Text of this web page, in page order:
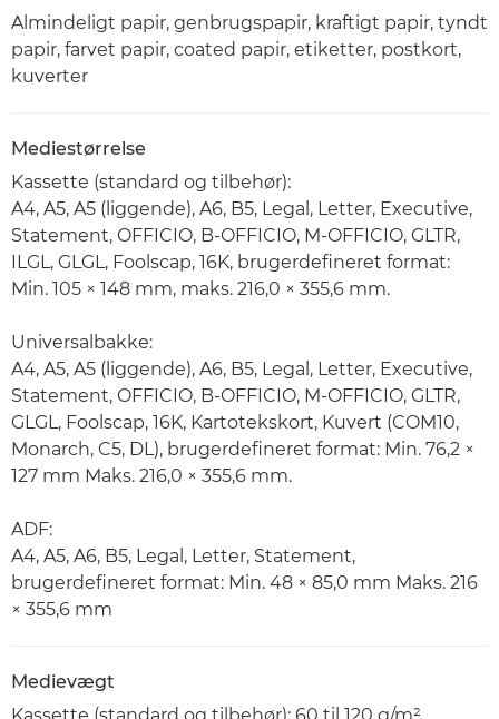
Almindeligt papir, genbrugspapir, kraftigt papir, tyndt
papir, farvet papir, coated papir, etiketter, postkort,
kuverter
Mediestørrelse
Kassette (standard og tilbehør):
A4, A5, A5 (liggende), A6, B5, Legal, Letter, Executive,
Statement, OFFICIO, B-OFFICIO, M-OFFICIO, GLTR,
ILGL, GLGL, Foolscap, 16K, brugerdefineret format:
Min. 105 × 148 mm, maks. 216,0 × 355,6 mm.
Universalbakke:
A4, A5, A5 (liggende), A6, B5, Legal, Letter, Executive,
Statement, OFFICIO, B-OFFICIO, M-OFFICIO, GLTR,
GLGL, Foolscap, 16K, Kartotekskort, Kuvert (COM10,
Monarch, C5, DL), brugerdefineret format: Min. 76,2 ×
127 mm Maks. 216,0 × 355,6 mm.
ADF:
A4, A5, A6, B5, Legal, Letter, Statement,
brugerdefineret format: Min. 48 × 85,0 mm Maks. 216
× 355,6 mm
Medievægt